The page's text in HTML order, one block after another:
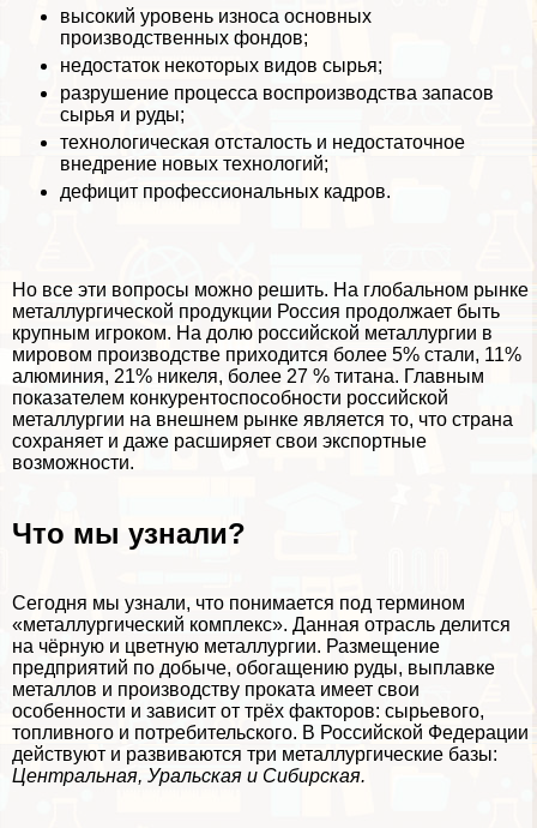
высокий уровень износа основных
производственных фондов;
недостаток некоторых видов сырья;
разрушение процесса воспроизводства запасов
сырья и руды;
технологическая отсталость и недостаточное
внедрение новых технологий;
дефицит профессиональных кадров.
Но все эти вопросы можно решить. На глобальном рынке
металлургической продукции Россия продолжает быть
крупным игроком. На долю российской металлургии в
мировом производстве приходится более 5% стали, 11%
алюминия, 21% никеля, более 27 % титана. Главным
показателем конкурентоспособности российской
металлургии на внешнем рынке является то, что страна
сохраняет и даже расширяет свои экспортные
возможности.
Что мы узнали?
Сегодня мы узнали, что понимается под термином
«металлургический комплекс». Данная отрасль делится
на чёрную и цветную металлургии. Размещение
предприятий по добыче, обогащению руды, выплавке
металлов и производству проката имеет свои
особенности и зависит от трёх факторов: сырьевого,
топливного и потребительского. В Российской Федерации
действуют и развиваются три металлургические базы:
Центральная, Уральская и Сибирская.